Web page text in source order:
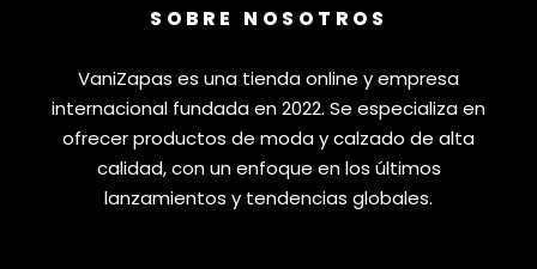
SOBRE NOSOTROS
VaniZapas es una tienda online y empresa
internacional fundada en 2022. Se especializa en
ofrecer productos de moda y calzado de alta
calidad, con un enfoque en los últimos
lanzamientos y tendencias globales.